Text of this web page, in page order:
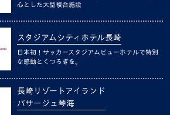
心とした大型複合施設
スタジアムシティホテル長崎
日本初！サッカースタジアムビューホテルで特別
な感動とくつろぎを。
長崎リゾートアイランド
パサージュ琴海